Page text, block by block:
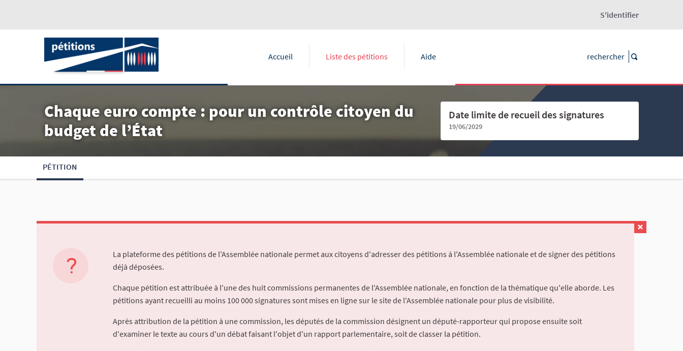
S'identifier
Accueil Liste des pétitions Aide
Chaque euro compte : pour un contrôle citoyen du
budget de l’État
Date limite de recueil des signatures
19/06/2029
PÉTITION
La plateforme des pétitions de l'Assemblée nationale permet aux citoyens d'adresser des pétitions à l'Assemblée nationale et de signer des pétitions
déjà déposées.
Chaque pétition est attribuée à l'une des huit commissions permanentes de l'Assemblée nationale, en fonction de la thématique qu'elle aborde. Les
pétitions ayant recueilli au moins 100 000 signatures sont mises en ligne sur le site de l'Assemblée nationale pour plus de visibilité.
Après attribution de la pétition à une commission, les députés de la commission désignent un député-rapporteur qui propose ensuite soit
d'examiner le texte au cours d'un débat faisant l'objet d'un rapport parlementaire, soit de classer la pétition.